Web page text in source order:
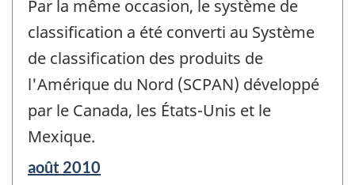
Par la même occasion, le système de
classification a été converti au Système
de classification des produits de
l'Amérique du Nord (SCPAN) développé
par le Canada, les États-Unis et le
Mexique.
Période
août 2010